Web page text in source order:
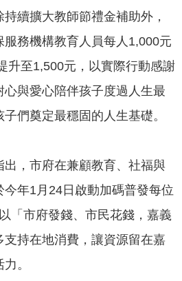
續擴大教師節禮金補助外，
務機構教育人員每人1,000元
升至1,500元，以實際行動感謝
與愛心陪伴孩子度過人生最
們奠定最穩固的人生基礎。
，市府在兼顧教育、社福與
年1月24日啟動加碼普發每位
「市府發錢、市民花錢，嘉義
持在地消費，讓資源留在嘉
。